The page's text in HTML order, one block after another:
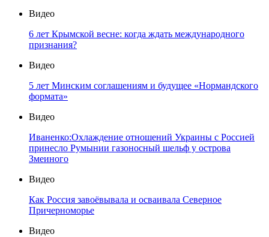
Видео
6 лет Крымской весне: когда ждать международного
признания?
Видео
5 лет Минским соглашениям и будущее «Нормандского
формата»
Видео
Иваненко:Охлаждение отношений Украины с Россией
принесло Румынии газоносный шельф у острова
Змеиного
Видео
Как Россия завоёвывала и осваивала Северное
Причерноморье
Видео